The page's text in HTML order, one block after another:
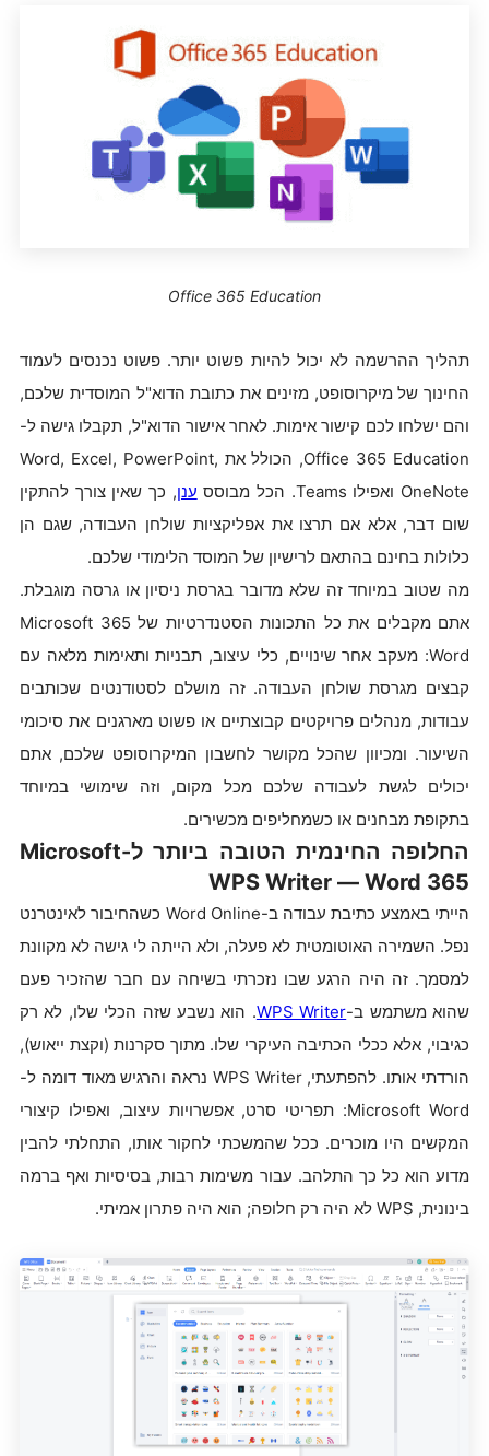
Office 365 Education
תהליך ההרשמה לא יכול להיות פשוט יותר. פשוט נכנסים לעמוד
החינוך של מיקרוסופט, מזינים את כתובת הדוא"ל המוסדית שלכם,
והם ישלחו לכם קישור אימות. לאחר אישור הדוא"ל, תקבלו גישה ל-
Office 365 Education, הכולל את Word, Excel, PowerPoint,
OneNote ואפילו Teams. הכל מבוסס
ענן, כך שאין צורך להתקין
שום דבר, אלא אם תרצו את אפליקציות שולחן העבודה, שגם הן
כלולות בחינם בהתאם לרישיון של המוסד הלימודי שלכם.
מה שטוב במיוחד זה שלא מדובר בגרסת ניסיון או גרסה מוגבלת.
אתם מקבלים את כל התכונות הסטנדרטיות של Microsoft 365
Word: מעקב אחר שינויים, כלי עיצוב, תבניות ותאימות מלאה עם
קבצים מגרסת שולחן העבודה. זה מושלם לסטודנטים שכותבים
עבודות, מנהלים פרויקטים קבוצתיים או פשוט מארגנים את סיכומי
השיעור. ומכיוון שהכל מקושר לחשבון המיקרוסופט שלכם, אתם
יכולים לגשת לעבודה שלכם מכל מקום, וזה שימושי במיוחד
בתקופת מבחנים או כשמחליפים מכשירים.
החלופה החינמית הטובה ביותר ל-Microsoft
Word 365 —‏ WPS Writer
הייתי באמצע כתיבת עבודה ב-Word Online כשהחיבור לאינטרנט
נפל. השמירה האוטומטית לא פעלה, ולא הייתה לי גישה לא מקוונת
למסמך. זה היה הרגע שבו נזכרתי בשיחה עם חבר שהזכיר פעם
שהוא משתמש ב-WPS Writer. הוא נשבע שזה הכלי שלו, לא רק
כגיבוי, אלא ככלי הכתיבה העיקרי שלו. מתוך סקרנות (וקצת ייאוש),
הורדתי אותו. להפתעתי, WPS Writer נראה והרגיש מאוד דומה ל-
Microsoft Word: תפריטי סרט, אפשרויות עיצוב, ואפילו קיצורי
המקשים היו מוכרים. ככל שהמשכתי לחקור אותו, התחלתי להבין
מדוע הוא כל כך התלהב. עבור משימות רבות, בסיסיות ואף ברמה
בינונית, WPS לא היה רק חלופה; הוא היה פתרון אמיתי.